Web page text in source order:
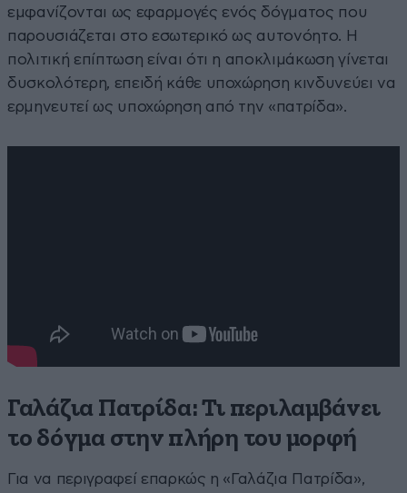
εμφανίζονται ως εφαρμογές ενός δόγματος που
παρουσιάζεται στο εσωτερικό ως αυτονόητο. Η
πολιτική επίπτωση είναι ότι η αποκλιμάκωση γίνεται
δυσκολότερη, επειδή κάθε υποχώρηση κινδυνεύει να
ερμηνευτεί ως υποχώρηση από την «πατρίδα».
Γαλάζια Πατρίδα: Τι περιλαμβάνει
το δόγμα στην πλήρη του μορφή
Για να περιγραφεί επαρκώς η «Γαλάζια Πατρίδα»,